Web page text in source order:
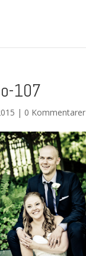
107
| 0 Kommentarer